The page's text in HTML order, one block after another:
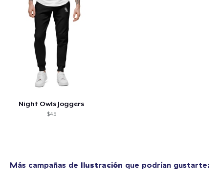
Night Owls Joggers
$45
Más campañas de Ilustración que podrían gustarte: